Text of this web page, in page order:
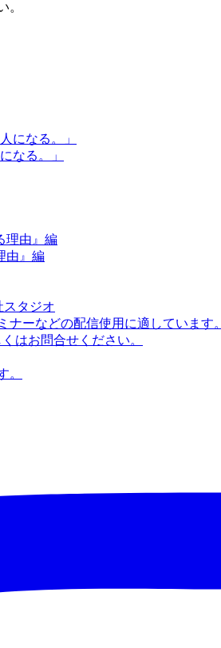
。
なる。」
由』編
スタジオ
ーなどの配信使用に適しています。
はお問合せください。
。